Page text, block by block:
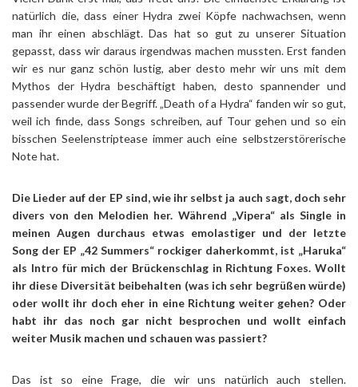
natürlich die, dass einer Hydra zwei Köpfe nachwachsen, wenn
man ihr einen abschlägt. Das hat so gut zu unserer Situation
gepasst, dass wir daraus irgendwas machen mussten. Erst fanden
wir es nur ganz schön lustig, aber desto mehr wir uns mit dem
Mythos der Hydra beschäftigt haben, desto spannender und
passender wurde der Begriff. „Death of a Hydra“ fanden wir so gut,
weil ich finde, dass Songs schreiben, auf Tour gehen und so ein
bisschen Seelenstriptease immer auch eine selbstzerstörerische
Note hat.
Die Lieder auf der EP sind, wie ihr selbst ja auch sagt, doch sehr
divers von den Melodien her. Während „Vipera“ als Single in
meinen Augen durchaus etwas emolastiger und der letzte
Song der EP „42 Summers“ rockiger daherkommt, ist „Haruka“
als Intro für mich der Brückenschlag in Richtung Foxes. Wollt
ihr diese Diversität beibehalten (was ich sehr begrüßen würde)
oder wollt ihr doch eher in eine Richtung weiter gehen? Oder
habt ihr das noch gar nicht besprochen und wollt einfach
weiter Musik machen und schauen was passiert?
Das ist so eine Frage, die wir uns natürlich auch stellen.